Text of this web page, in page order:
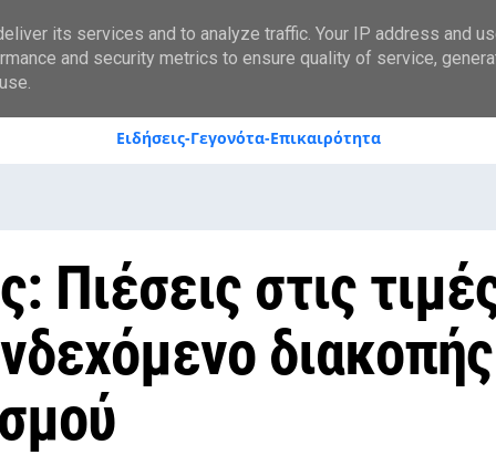
styranews.gr
Ειδήσεις-Γεγονότα-Επικαιρότητα
Πιέσεις στις
διακοπής
its services and to analyze traffic. Your IP address and
and security metrics to ensure quality of service,